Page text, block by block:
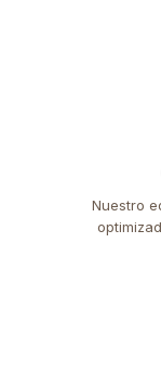
Nuestro